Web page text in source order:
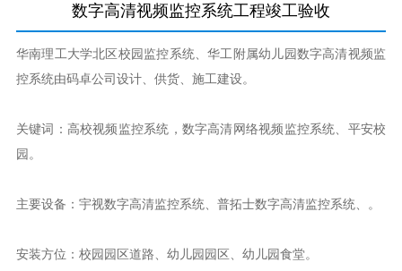
数字高清视频监控系统工程竣工验收
华南理工大学北区校园监控系统、华工附属幼儿园数字高清视频监
控系统由码卓公司设计、供货、施工建设。
关键词：高校视频监控系统，数字高清网络视频监控系统、平安校
园。
主要设备：宇视数字高清监控系统、普拓士数字高清监控系统、。
安装方位：校园园区道路、幼儿园园区、幼儿园食堂。